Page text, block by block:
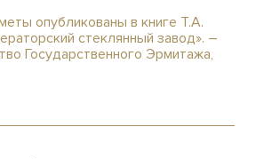
опубликованы в книге Т.А.
стеклянный завод». –
Государственного Эрмитажа,